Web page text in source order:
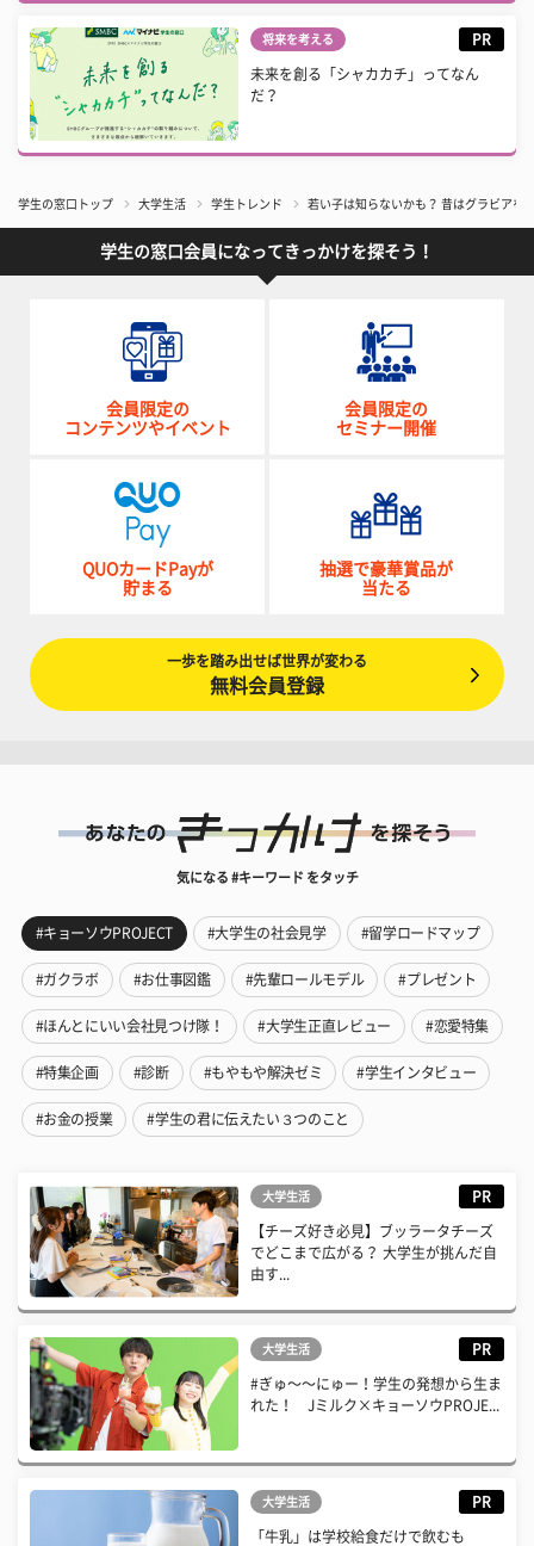
将来を考える PR
未来を創る「シャカカチ」ってなん
だ？
学生の窓口トップ 大学生活 学生トレンド 若い子は知らないかも？ 昔はグラビアを
学生の窓口会員になってきっかけを探そう！
会員限定の
コンテンツやイベント
会員限定の
セミナー開催
QUOカードPayが
貯まる
抽選で豪華賞品が
当たる
一歩を踏み出せば世界が変わる
無料会員登録
気になる #キーワード をタッチ
#キョーソウPROJECT #大学生の社会見学 #留学ロードマップ
#ガクラボ #お仕事図鑑 #先輩ロールモデル #プレゼント
#ほんとにいい会社見つけ隊！ #大学生正直レビュー #恋愛特集
#特集企画 #診断 #もやもや解決ゼミ #学生インタビュー
#お金の授業 #学生の君に伝えたい３つのこと
大学生活 PR
【チーズ好き必見】ブッラータチーズ
でどこまで広がる？ 大学生が挑んだ自
由す...
大学生活 PR
#ぎゅ〜〜にゅー！学生の発想から生ま
れた！ Jミルク×キョーソウPROJE...
大学生活 PR
「牛乳」は学校給食だけで飲むも